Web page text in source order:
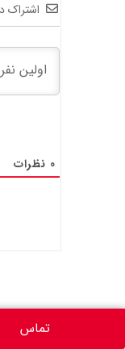
اشتراک
0 نظرات
تماس